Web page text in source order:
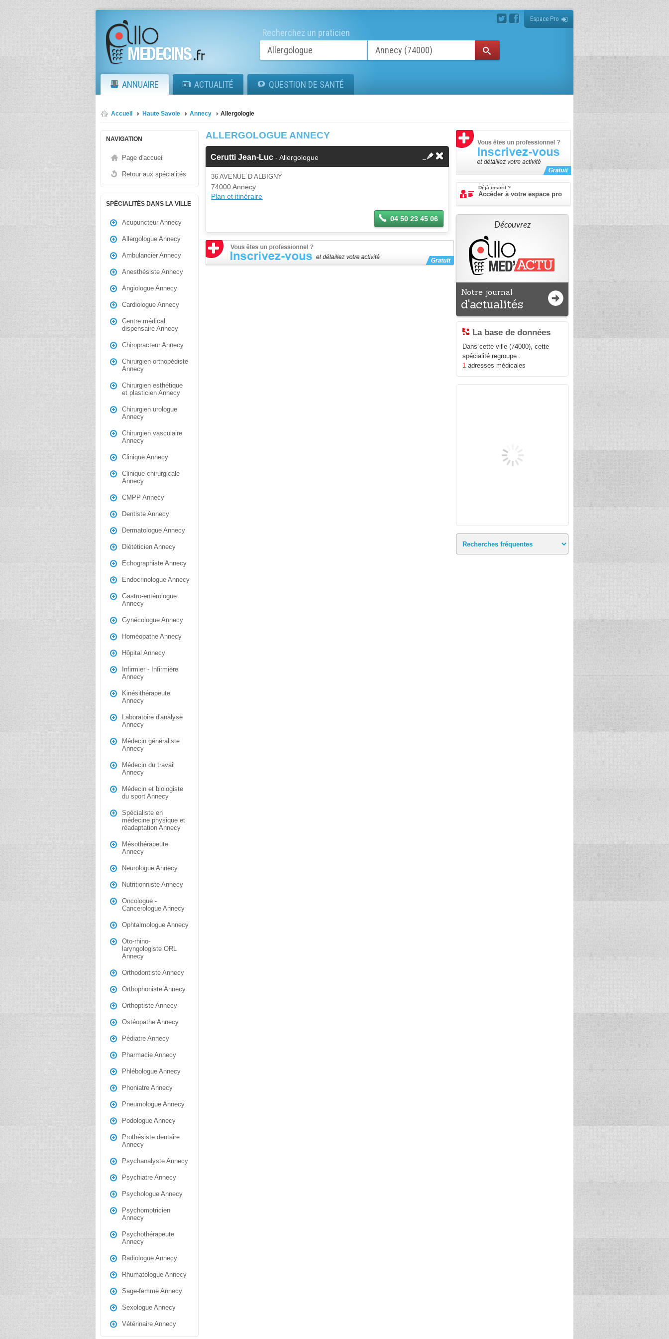
Espace Pro
Recherchez un praticien
ANNUAIRE ACTUALITÉ QUESTION DE SANTÉ
Accueil Haute Savoie Annecy Allergologie
NAVIGATION
Page d'accueil
Retour aux spécialités
SPÉCIALITÉS DANS LA VILLE
Acupuncteur Annecy
Allergologue Annecy
Ambulancier Annecy
Anesthésiste Annecy
Angiologue Annecy
Cardiologue Annecy
Centre médical
dispensaire Annecy
Chiropracteur Annecy
Chirurgien orthopédiste
Annecy
Chirurgien esthétique
et plasticien Annecy
Chirurgien urologue
Annecy
Chirurgien vasculaire
Annecy
Clinique Annecy
Clinique chirurgicale
Annecy
CMPP Annecy
Dentiste Annecy
Dermatologue Annecy
Diététicien Annecy
Echographiste Annecy
Endocrinologue Annecy
Gastro-entérologue
Annecy
Gynécologue Annecy
Homéopathe Annecy
Hôpital Annecy
Infirmier - Infirmière
Annecy
Kinésithérapeute
Annecy
Laboratoire d'analyse
Annecy
Médecin généraliste
Annecy
Médecin du travail
Annecy
Médecin et biologiste
du sport Annecy
Spécialiste en
médecine physique et
réadaptation Annecy
Mésothérapeute
Annecy
Neurologue Annecy
Nutritionniste Annecy
Oncologue -
Cancerologue Annecy
Ophtalmologue Annecy
Oto-rhino-
laryngologiste ORL
Annecy
Orthodontiste Annecy
Orthophoniste Annecy
Orthoptiste Annecy
Ostéopathe Annecy
Pédiatre Annecy
Pharmacie Annecy
Phlébologue Annecy
Phoniatre Annecy
Pneumologue Annecy
Podologue Annecy
Prothésiste dentaire
Annecy
Psychanalyste Annecy
Psychiatre Annecy
Psychologue Annecy
Psychomotricien
Annecy
Psychothérapeute
Annecy
Radiologue Annecy
Rhumatologue Annecy
Sage-femme Annecy
Sexologue Annecy
Vétérinaire Annecy
ALLERGOLOGUE ANNECY
Cerutti Jean-Luc - Allergologue
36 AVENUE D ALBIGNY
74000 Annecy
Plan et itinéraire
04 50 23 45 06
Déjà inscrit ?
Accéder à votre espace pro
Découvrez
Notre journal
d'actualités
La base de données
Dans cette ville (74000), cette
spécialité regroupe :
1 adresses médicales